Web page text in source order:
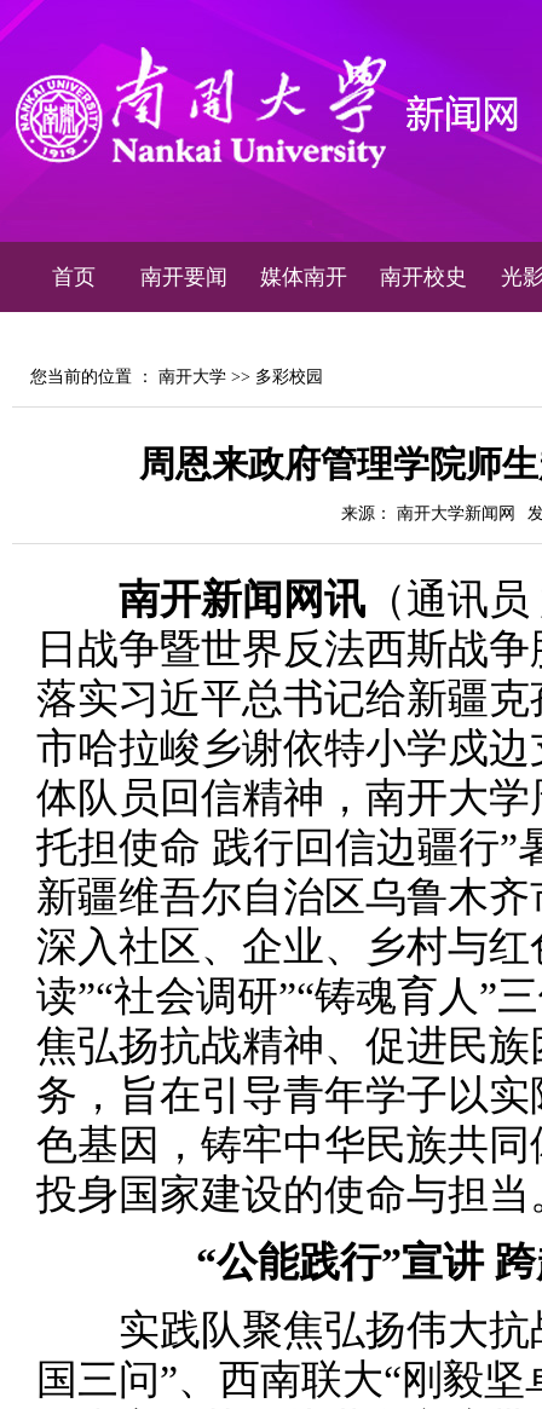
首页 南开要闻 媒体南开 南开校史 光
您当前的位置 ： 南开大学 >> 多彩校园
周恩来政府管理学院师
来源： 南开大学新闻网
南开新闻网讯 （通讯
日战争暨世界反法西斯战
落实习近平总书记给新疆
市哈拉峻乡谢依特小学戍
体队员回信精神，南开大
托担使命 践行回信边疆行”
新疆维吾尔自治区乌鲁木
深入社区、企业、乡村与
读”“社会调研”“铸魂育人”
焦弘扬抗战精神、促进民
务，旨在引导青年学子以
色基因，铸牢中华民族共
投身国家建设的使命与担当
“公能践行”宣讲
实践队聚焦弘扬伟大抗
国三问”、西南联大“刚毅